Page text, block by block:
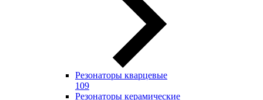
Резонаторы кварцевые
109
Резонаторы керамические